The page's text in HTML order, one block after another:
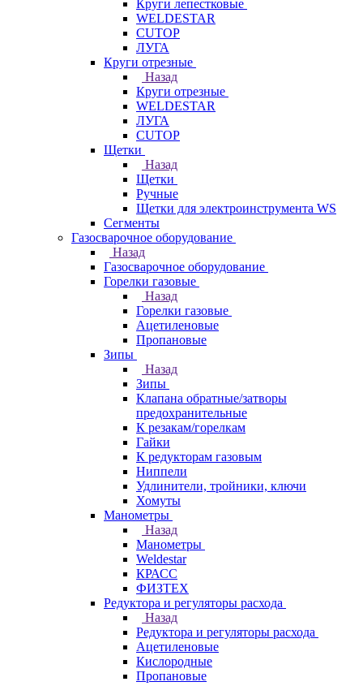
Круги лепестковые
WELDESTAR
CUTOP
ЛУГА
Круги отрезные
Назад
Круги отрезные
WELDESTAR
ЛУГА
CUTOP
Щетки
Назад
Щетки
Ручные
Щетки для электроинструмента WS
Сегменты
Газосварочное оборудование
Назад
Газосварочное оборудование
Горелки газовые
Назад
Горелки газовые
Ацетиленовые
Пропановые
Зипы
Назад
Зипы
Клапана обратные/затворы
предохранительные
К резакам/горелкам
Гайки
К редукторам газовым
Ниппели
Удлинители, тройники, ключи
Хомуты
Манометры
Назад
Манометры
Weldestar
КРАСС
ФИЗТЕХ
Редуктора и регуляторы расхода
Назад
Редуктора и регуляторы расхода
Ацетиленовые
Кислородные
Пропановые